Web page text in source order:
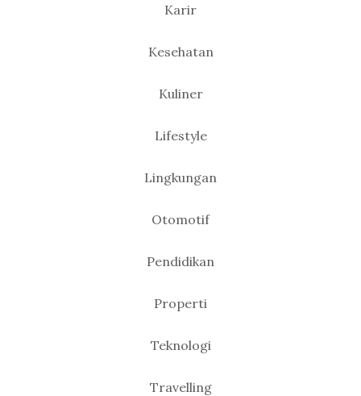
Karir
Kesehatan
Kuliner
Lifestyle
Lingkungan
Otomotif
Pendidikan
Properti
Teknologi
Travelling